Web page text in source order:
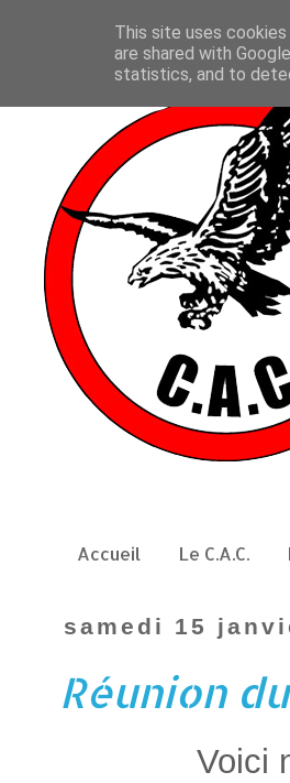
Accueil Le C.A.C.
samedi 15
Réunion
Voici
This site uses
are shared with
statistics, and to